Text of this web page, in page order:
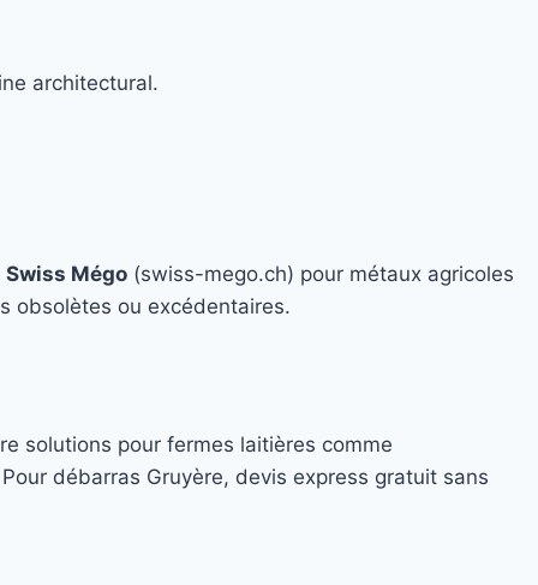
architectural.
Swiss Mégo (swiss-mego.ch) pour métaux agricoles
obsolètes ou excédentaires.
solutions pour fermes laitières comme
débarras Gruyère, devis express gratuit sans